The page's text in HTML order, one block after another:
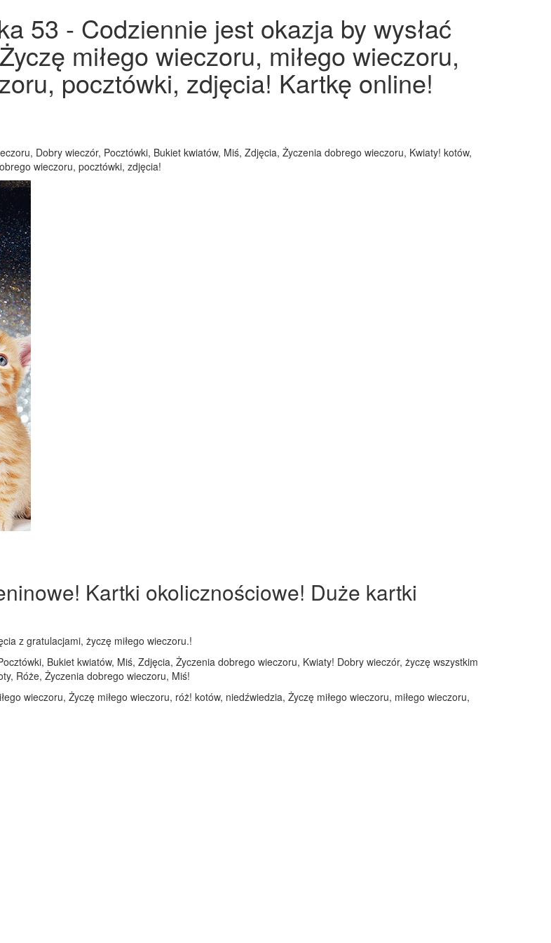
53 - Codziennie jest okazja by wysłać
miłego wieczoru, miłego wieczoru,
pocztówki, zdjęcia! Kartkę online!
Dobry wieczór, Pocztówki, Bukiet kwiatów, Miś, Zdjęcia, Życzenia dobrego wieczoru, Kwiaty! kotów,
wieczoru, pocztówki, zdjęcia!
Kartki okolicznościowe! Duże kartki
z gratulacjami, życzę miłego wieczoru.!
Bukiet kwiatów, Miś, Zdjęcia, Życzenia dobrego wieczoru, Kwiaty! Dobry wieczór, życzę wszystkim
Róże, Życzenia dobrego wieczoru, Miś!
wieczoru, Życzę miłego wieczoru, róż! kotów, niedźwiedzia, Życzę miłego wieczoru, miłego wieczoru,